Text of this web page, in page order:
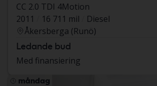
CC 2.0 TDI 4Motion
2011
16 711 mil
Diesel
Åkersberga (Runö)
Ledande bud
Med finansiering
måndag